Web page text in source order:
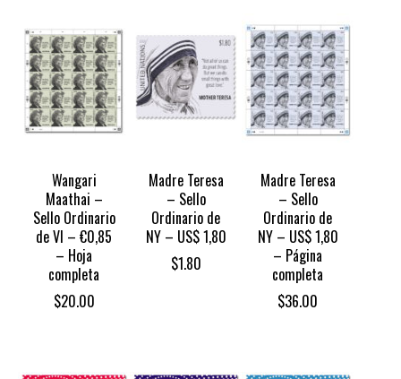
Wangari
Maathai –
Sello Ordinario
de VI – €0,85
– Hoja
completa
$20.00
Madre Teresa
– Sello
Ordinario de
NY – US$ 1,80
$1.80
Madre Teresa
– Sello
Ordinario de
NY – US$ 1,80
– Página
completa
$36.00